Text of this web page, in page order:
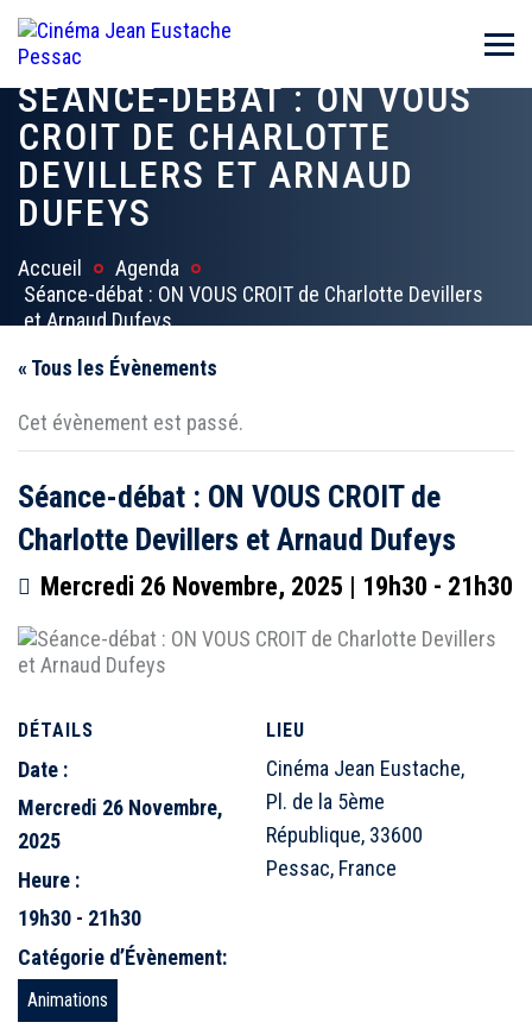
SÉANCE-DÉBAT : ON VOUS
CROIT DE CHARLOTTE
DEVILLERS ET ARNAUD
DUFEYS
Accueil
Agenda
Séance-débat : ON VOUS CROIT de Charlotte Devillers
et Arnaud Dufeys
« Tous les Évènements
Cet évènement est passé.
Séance-débat : ON VOUS CROIT de
Charlotte Devillers et Arnaud Dufeys
Mercredi 26 Novembre, 2025 | 19h30 - 21h30
DÉTAILS
Date :
Mercredi 26 Novembre,
2025
Heure :
19h30 - 21h30
Catégorie d’Évènement:
Animations
LIEU
Cinéma Jean Eustache,
Pl. de la 5ème
République, 33600
Pessac, France